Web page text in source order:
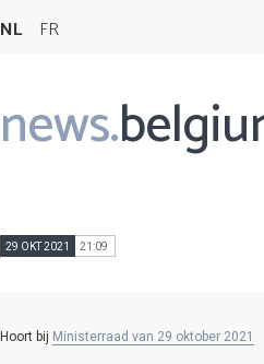
NL FR
news.
Main
navigation
29 OKT 2021 21:09
Hoort bij Ministerraad van 29 oktober 2021